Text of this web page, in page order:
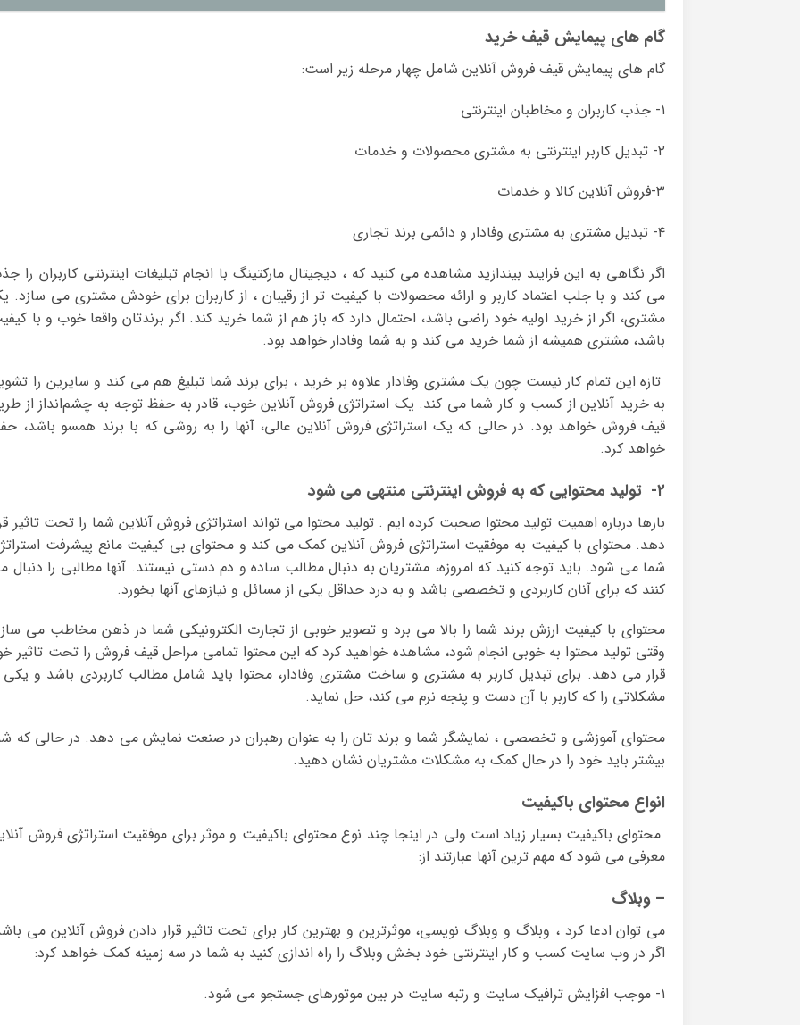
گام های پیمایش قیف خرید
گام های پیمایش قیف فروش آنلاین شامل چهار مرحله زیر است:
۱- جذب کاربران و مخاطبان اینترنتی
۲- تبدیل کاربر اینترنتی به مشتری محصولات و خدمات
۳-فروش آنلاین کالا و خدمات
۴- تبدیل مشتری به مشتری وفادار و دائمی برند تجاری
اگر نگاهی به این فرایند بیندازید مشاهده می کنید که ، دیجیتال مارکتینگ با انجام تبلیغات اینترنتی کاربران را
می کند و با جلب اعتماد کاربر و ارائه محصولات با کیفیت تر از رقیبان ، از کاربران برای خودش مشتری می سازد.
مشتری، اگر از خرید اولیه خود راضی باشد، احتمال دارد که باز هم از شما خرید کند. اگر برندتان واقعا خوب و با
باشد، مشتری همیشه از شما خرید می کند و به شما وفادار خواهد بود.
تازه این تمام کار نیست چون یک مشتری وفادار علاوه بر خرید ، برای برند شما تبلیغ هم می کند و سایرین را
به خرید آنلاین از کسب و کار شما می کند. یک استراتژی فروش آنلاین خوب، قادر به حفظ توجه به چشم‌انداز از
قیف فروش خواهد بود. در حالی که یک استراتژی فروش آنلاین عالی، آنها را به روشی که با برند همسو باشد،
خواهد کرد.
۲- تولید محتوایی که به فروش اینترنتی منتهی می شود
بارها درباره اهمیت تولید محتوا صحبت کرده ایم . تولید محتوا می تواند استراتژی فروش آنلاین شما را تحت تاثیر
دهد. محتوای با کیفیت به موفقیت استراتژی فروش آنلاین کمک می کند و محتوای بی کیفیت مانع پیشرفت
شما می شود. باید توجه کنید که امروزه، مشتریان به دنبال مطالب ساده و دم دستی نیستند. آنها مطالبی را دنبال
کنند که برای آنان کاربردی و تخصصی باشد و به درد حداقل یکی از مسائل و نیازهای آنها بخورد.
محتوای با کیفیت ارزش برند شما را بالا می برد و تصویر خوبی از تجارت الکترونیکی شما در ذهن مخاطب می
وقتی تولید محتوا به خوبی انجام شود، مشاهده خواهید کرد که این محتوا تمامی مراحل قیف فروش را تحت تاثیر
قرار می دهد. برای تبدیل کاربر به مشتری و ساخت مشتری وفادار، محتوا باید شامل مطالب کاربردی باشد و یکی
مشکلاتی را که کاربر با آن دست و پنجه نرم می کند، حل نماید.
محتوای آموزشی و تخصصی ، نمایشگر شما و برند تان را به عنوان رهبران در صنعت نمایش می دهد. در حالی که
بیشتر باید خود را در حال کمک به مشکلات مشتریان نشان دهید.
انواع محتوای باکیفیت
محتوای باکیفیت بسیار زیاد است ولی در اینجا چند نوع محتوای باکیفیت و موثر برای موفقیت استراتژی فروش
معرفی می شود که مهم ترین آنها عبارتند از:
– وبلاگ
می توان ادعا کرد ، وبلاگ و وبلاگ نویسی، موثرترین و بهترین کار برای تحت تاثیر قرار دادن فروش آنلاین می
اگر در وب سایت کسب و کار اینترنتی خود بخش وبلاگ را راه اندازی کنید به شما در سه زمینه کمک خواهد کرد:
۱- موجب افزایش ترافیک سایت و رتبه سایت در بین موتورهای جستجو می شود.